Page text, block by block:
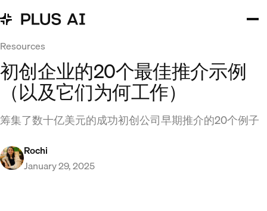
Resources
初创企业的20个最佳推介示例
（以及它们为何工作）
筹集了数十亿美元的成功初创公司早期推介的20个例子
Rochi
January 29, 2025